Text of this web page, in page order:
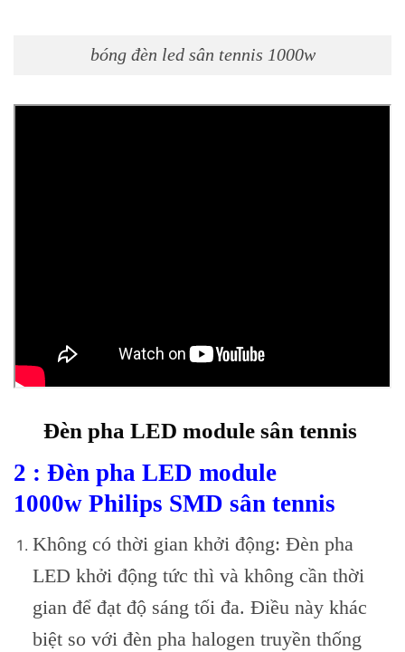
bóng đèn led sân tennis 1000w
Đèn pha LED module sân tennis
2 : Đèn pha LED module
1000w Philips SMD sân tennis
Không có thời gian khởi động: Đèn pha
LED khởi động tức thì và không cần thời
gian để đạt độ sáng tối đa. Điều này khác
biệt so với đèn pha halogen truyền thống